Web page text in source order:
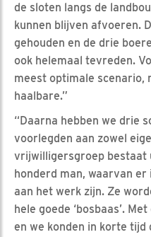
de sloten langs de
kunnen blijven afvoeren.
gehouden en de drie
ook helemaal tevreden.
meest optimale scenario,
haalbare.”
“Daarna hebben we drie
voorlegden aan zowel
vrijwilligersgroep bestaat
honderd man, waarvan
aan het werk zijn. Ze
hele goede ‘bosbaas’.
en we konden in korte tijd